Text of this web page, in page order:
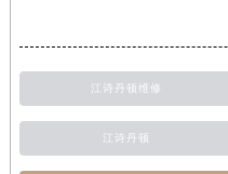
江诗丹顿维修
江诗丹顿